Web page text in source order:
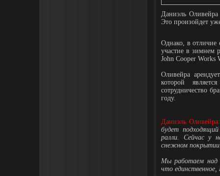
Даниэль
Это произойдет
Однако, в отличие
участие в зимнем
John Cooper Works
Оливейра
которой
сотрудничество
году.
Даниэль Оливейра:
будет
ралли. Сейчас у
снежном
Мы работаем над
что